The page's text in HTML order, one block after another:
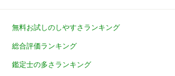
無料お試しのしやすさランキング
総合評価ランキング
鑑定士の多さランキング